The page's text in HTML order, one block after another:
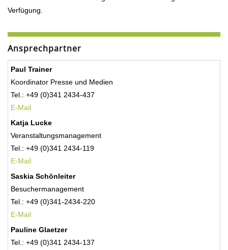
Verfügung.
Ansprechpartner
Paul Trainer
Koordinator Presse und Medien
Tel.: +49 (0)341 2434-437
E-Mail
Katja Lucke
Veranstaltungsmanagement
Tel.: +49 (0)341 2434-119
E-Mail
Saskia Schönleiter
Besuchermanagement
Tel.: +49 (0)341-2434-220
E-Mail
Pauline Glaetzer
Tel.: +49 (0)341 2434-137